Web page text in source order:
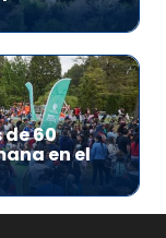
de 60
en el